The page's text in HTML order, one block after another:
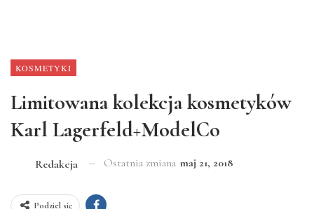
KOSMETYKI
Limitowana kolekcja kosmetyków
Karl Lagerfeld+ModelCo
Redakcja Ostatnia zmiana maj 21, 2018
Podziel się